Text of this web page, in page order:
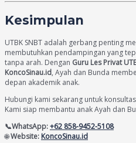
Kesimpulan
UTBK SNBT adalah gerbang penting
membutuhkan pendampingan yang
tanpa arah. Dengan Guru Les Privat
KoncoSinau.id, Ayah dan Bunda
depan akademik anak.
Hubungi kami sekarang untuk konsultasi
Kami siap membantu anak Ayah dan
📞WhatsApp:+62 858-9452-5108
🌐Website: KoncoSinau.id